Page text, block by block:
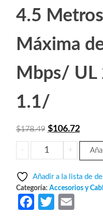
4.5
Máxima
Mbps/
1.1/
$178.49 El
precio
original
$178.49.
$106.72El
precio
-
MANHATTAN
340960
Cable
de
Extensión
+
Añadir a la lista de
Categoría: Accesorios y
Fa
T